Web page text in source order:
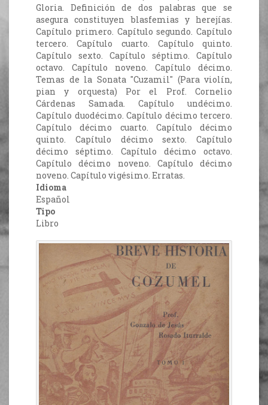
Gloria. Definición de dos palabras que se
asegura constituyen blasfemias y herejías.
Capítulo primero. Capítulo segundo. Capítulo
tercero. Capítulo cuarto. Capítulo quinto.
Capítulo sexto. Capítulo séptimo. Capítulo
octavo. Capítulo noveno. Capítulo décimo.
Temas de la Sonata "Cuzamil" (Para violín,
pian y orquesta) Por el Prof. Cornelio
Cárdenas Samada. Capítulo undécimo.
Capítulo duodécimo. Capítulo décimo tercero.
Capítulo décimo cuarto. Capítulo décimo
quinto. Capítulo décimo sexto. Capítulo
décimo séptimo. Capítulo décimo octavo.
Capítulo décimo noveno. Capítulo décimo
noveno. Capítulo vigésimo. Erratas.
Idioma
Español
Tipo
Libro